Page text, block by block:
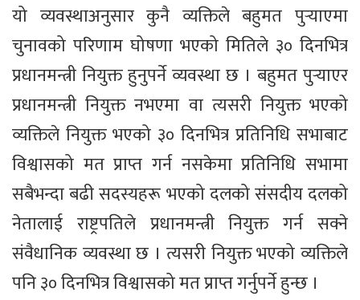
यो व्यवस्थाअनुसार कुनै व्यक्तिले बहुमत पुर्‍याएमा
चुनावको परिणाम घोषणा भएको मितिले ३० दिनभित्र
प्रधानमन्त्री नियुक्त हुनुपर्ने व्यवस्था छ । बहुमत पुर्‍याएर
प्रधानमन्त्री नियुक्त नभएमा वा त्यसरी नियुक्त भएको
व्यक्तिले नियुक्त भएको ३० दिनभित्र प्रतिनिधि सभाबाट
विश्वासको मत प्राप्त गर्न नसकेमा प्रतिनिधि सभामा
सबैभन्दा बढी सदस्यहरू भएको दलको संसदीय दलको
नेतालाई राष्ट्रपतिले प्रधानमन्त्री नियुक्त गर्न सक्ने
संवैधानिक व्यवस्था छ । त्यसरी नियुक्त भएको व्यक्तिले
पनि ३० दिनभित्र विश्वासको मत प्राप्त गर्नुपर्ने हुन्छ ।